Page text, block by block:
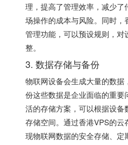
理，提高了管理效率，减少了
场操作的成本与风险。同时，
管理功能，可以预设规则，对
整。
3. 数据存储与备份
物联网设备会生成大量的数据
份这些数据是企业面临的重要
活的存储方案，可以根据设备
存储空间。通过香港VPS的云
现物联网数据的安全存储、定